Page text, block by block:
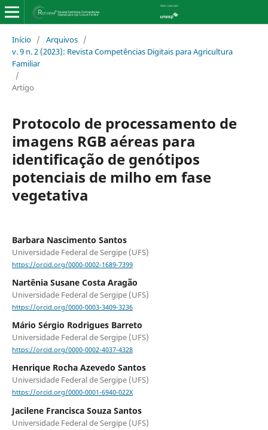
Início / Arquivos /
v. 9 n. 2 (2023): Revista Competências Digitais para Agricultura
Familiar
/
Artigo
Protocolo de processamento de
imagens RGB aéreas para
identificação de genótipos
potenciais de milho em fase
vegetativa
Barbara Nascimento Santos
Universidade Federal de Sergipe (UFS)
https://orcid.org/0000-0002-1689-7399
Nartênia Susane Costa Aragão
Universidade Federal de Sergipe (UFS)
https://orcid.org/0000-0003-3409-3236
Mário Sérgio Rodrigues Barreto
Universidade Federal de Sergipe (UFS)
https://orcid.org/0000-0002-4037-4328
Henrique Rocha Azevedo Santos
Universidade Federal de Sergipe (UFS)
https://orcid.org/0000-0001-6940-022X
Jacilene Francisca Souza Santos
Universidade Federal de Sergipe (UFS)